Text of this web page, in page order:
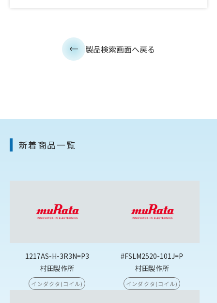
製品検索画面へ戻る
新着商品一覧
1217AS-H-3R3N=P3
村田製作所
インダクタ(コイル)
#FSLM2520-101J=P
村田製作所
インダクタ(コイル)